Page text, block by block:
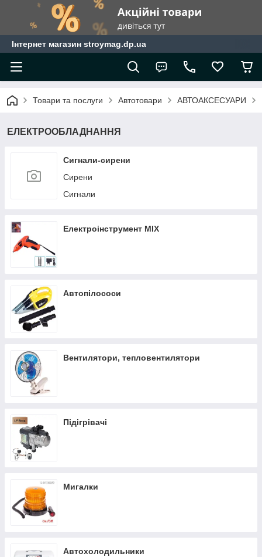
Інтернет магазин stroymag.dp.ua
Товари та послуги Автотовари АВТОАКСЕСУАРИ
ЕЛЕКТРООБЛАДНАННЯ
Сигнали-сирени
Сирени
Сигнали
Електроінструмент MIX
Автопілососи
Вентилятори, тепловентилятори
Підігрівачі
Мигалки
Автохолодильники